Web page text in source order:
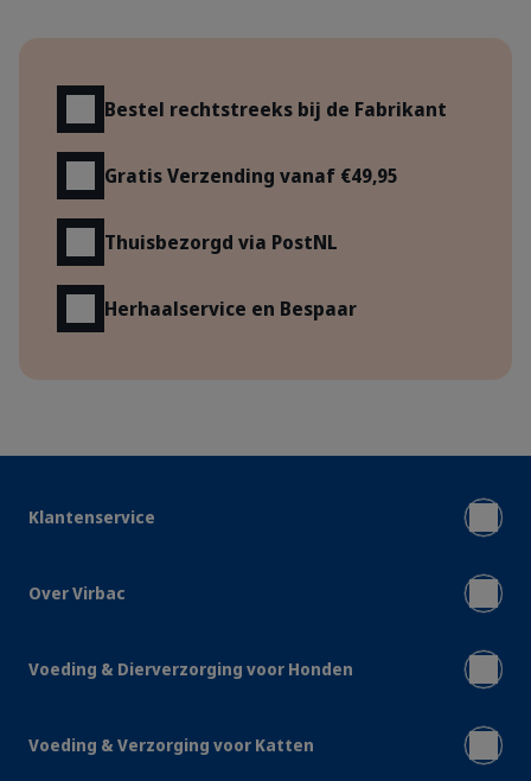
Bestel rechtstreeks bij de Fabrikant
Gratis Verzending vanaf €49,95
Thuisbezorgd via PostNL
Herhaalservice en Bespaar
Klantenservice
Over Virbac
Voeding & Dierverzorging voor Honden
Voeding & Verzorging voor Katten